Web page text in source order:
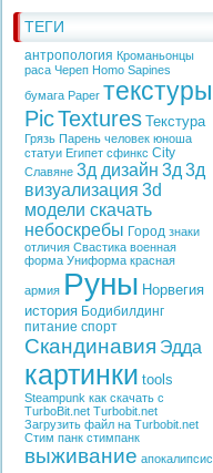
ТЕГИ
антропология Кроманьонцы
раса Череп Homo Sapines
бумага Paper текстуры
PicTextures Текстура
Грязь Парень человек юноша
статуи Египет сфинкс City
Славяне 3д дизайн 3д 3д
визуализация 3d
модели скачать
небоскребы Город знаки
отличия Свастика военная
форма Униформа красная
армия Руны Норвегия
история Бодибилдинг
питание спорт
Скандинавия Эдда
картинки tools
Steampunk как скачать с
TurboBit.net Turbobit.net
Загрузить файл на Turbobit.net
Стим панк стимпанк
выживание апокалипсис